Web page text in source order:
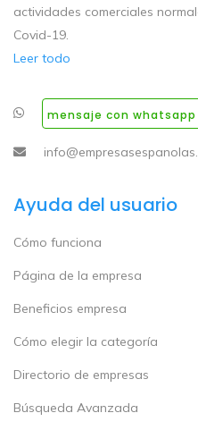
actividades comerciales
Covid-19.
Leer todo
mensaje con whatsapp
Ayuda del usuario
Cómo funciona
Página de la empresa
Beneficios empresa
Cómo elegir la categoría
Directorio de empresas
Búsqueda Avanzada